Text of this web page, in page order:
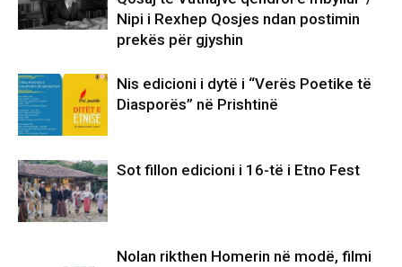
Nipi i Rexhep Qosjes ndan postimin
prekës për gjyshin
Nis edicioni i dytë i “Verës Poetike të
Diasporës” në Prishtinë
Sot fillon edicioni i 16-të i Etno Fest
Nolan rikthen Homerin në modë, filmi